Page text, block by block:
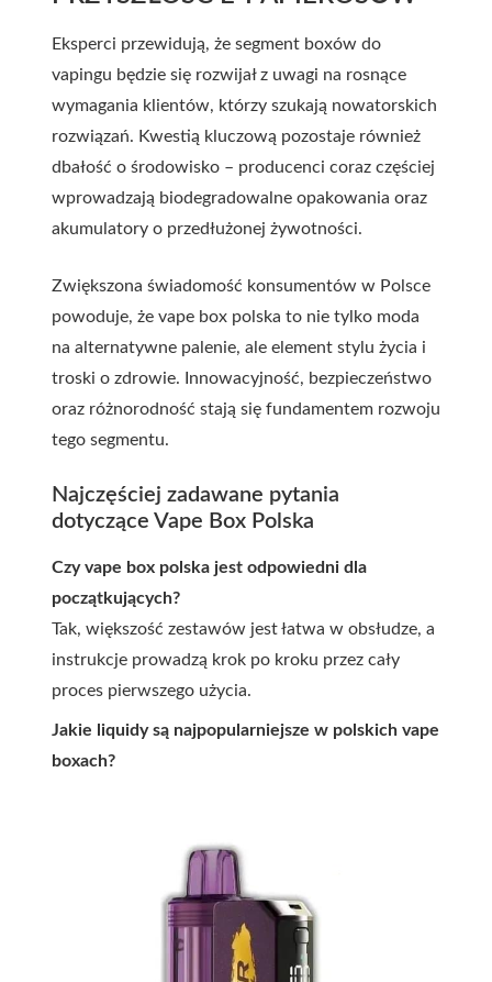
Eksperci przewidują, że segment boxów do
vapingu będzie się rozwijał z uwagi na rosnące
wymagania klientów, którzy szukają nowatorskich
rozwiązań. Kwestią kluczową pozostaje również
dbałość o środowisko – producenci coraz częściej
wprowadzają biodegradowalne opakowania oraz
akumulatory o przedłużonej żywotności.
Zwiększona świadomość konsumentów w Polsce
powoduje, że vape box polska to nie tylko moda
na alternatywne palenie, ale element stylu życia i
troski o zdrowie. Innowacyjność, bezpieczeństwo
oraz różnorodność stają się fundamentem rozwoju
tego segmentu.
Najczęściej zadawane pytania
dotyczące Vape Box Polska
Czy vape box polska jest odpowiedni dla
początkujących?
Tak, większość zestawów jest łatwa w obsłudze, a
instrukcje prowadzą krok po kroku przez cały
proces pierwszego użycia.
Jakie liquidy są najpopularniejsze w polskich vape
boxach?